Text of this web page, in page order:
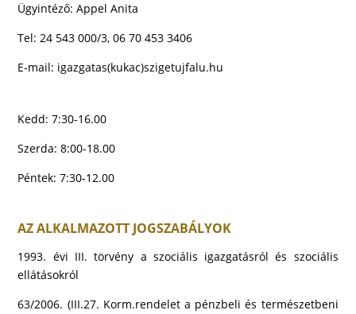
Ügyintéző: Appel Anita
Tel: 24 543 000/3, 06 70 453 3406
E-mail: igazgatas(kukac)szigetujfalu.hu
Kedd: 7:30-16.00
Szerda: 8:00-18.00
Péntek: 7:30-12.00
AZ ALKALMAZOTT JOGSZABÁLYOK
1993. évi III. törvény a szociális igazgatásról és szociális
ellátásokról
63/2006. (III.27. Korm.rendelet a pénzbeli és természetbeni